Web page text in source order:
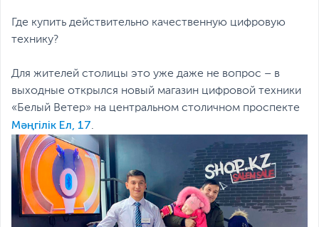
Где купить действительно качественную цифровую
технику?
Для жителей столицы это уже даже не вопрос – в
выходные открылся новый магазин цифровой техники
«Белый Ветер» на центральном столичном проспекте
Мәңгілік Ел, 17.